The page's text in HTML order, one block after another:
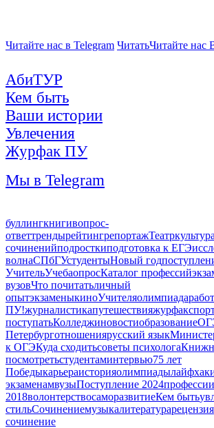
Читайте нас в Telegram ЧитатьЧитайте нас
АбиТУР
Кем быть
Ваши истории
Увлечения
Журфак ПУ
Мы в Telegram
буллингкнигивопрос-
ответтрендырейтингрепортажТеатркультура
сочиненийподросткиподготовка к ЕГЭ
волнаСПбГУстудентыНовый год
УчительУчебаопросКаталог профессий
вузовЧто почитатьличный
опытэкзаменыкиноУчителяолимпиада
ПУ!журналистикапутешествияжурфак
поступатьКолледжиновостиобразование
Петербурготношениярусский язык
к ОГЭКуда сходитьсоветы психолога
посмотретьстудентаминтервью75 лет
Победыкарьераисторияолимпиады
экзаменамвузыПоступление 2024профессии
2018волонтерствосаморазвитиеКем быть
стильСочинениемузыкалитературарецензия
сочинение